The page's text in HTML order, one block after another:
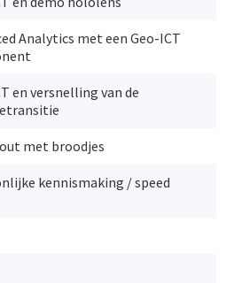
Analytics met een Geo-ICT
en versnelling van de
met broodjes
kennismaking / speed